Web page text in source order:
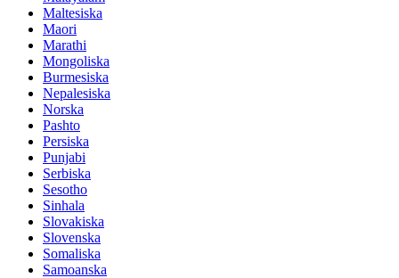
Maltesiska
Maori
Marathi
Mongoliska
Burmesiska
Nepalesiska
Norska
Pashto
Persiska
Punjabi
Serbiska
Sesotho
Sinhala
Slovakiska
Slovenska
Somaliska
Samoanska